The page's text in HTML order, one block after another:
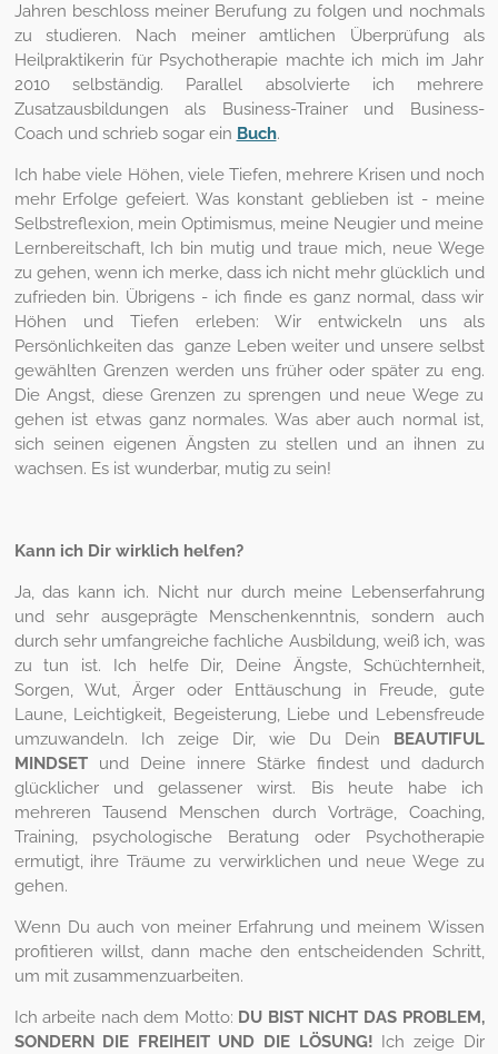
Jahren beschloss meiner Berufung zu folgen und nochmals
zu studieren. Nach meiner amtlichen Überprüfung als
Heilpraktikerin für Psychotherapie machte ich mich im Jahr
2010 selbständig. Parallel absolvierte ich mehrere
Zusatzausbildungen als Business-Trainer und Business-
Coach und schrieb sogar ein Buch.
Ich habe viele Höhen, viele Tiefen, mehrere Krisen und noch
mehr Erfolge gefeiert. Was konstant geblieben ist - meine
Selbstreflexion, mein Optimismus, meine Neugier und meine
Lernbereitschaft, Ich bin mutig und traue mich, neue Wege
zu gehen, wenn ich merke, dass ich nicht mehr glücklich und
zufrieden bin. Übrigens - ich finde es ganz normal, dass wir
Höhen und Tiefen erleben: Wir entwickeln uns als
Persönlichkeiten das ganze Leben weiter und unsere selbst
gewählten Grenzen werden uns früher oder später zu eng.
Die Angst, diese Grenzen zu sprengen und neue Wege zu
gehen ist etwas ganz normales. Was aber auch normal ist,
sich seinen eigenen Ängsten zu stellen und an ihnen zu
wachsen. Es ist wunderbar, mutig zu sein!
Kann ich Dir wirklich helfen?
Ja, das kann ich. Nicht nur durch meine Lebenserfahrung
und sehr ausgeprägte Menschenkenntnis, sondern auch
durch sehr umfangreiche fachliche Ausbildung, weiß ich, was
zu tun ist. Ich helfe Dir, Deine Ängste, Schüchternheit,
Sorgen, Wut, Ärger oder Enttäuschung in Freude, gute
Laune, Leichtigkeit, Begeisterung, Liebe und Lebensfreude
umzuwandeln. Ich zeige Dir, wie Du Dein BEAUTIFUL
MINDSETund Deine innere Stärke findest und dadurch
glücklicher und gelassener wirst. Bis heute habe ich
mehreren Tausend Menschen durch Vorträge, Coaching,
Training, psychologische Beratung oder Psychotherapie
ermutigt, ihre Träume zu verwirklichen und neue Wege zu
gehen.
Wenn Du auch von meiner Erfahrung und meinem Wissen
profitieren willst, dann mache den entscheidenden Schritt,
um mit zusammenzuarbeiten.
Ich arbeite nach dem Motto: DU BIST NICHT DAS PROBLEM,
SONDERN DIE FREIHEIT UND DIE LÖSUNG! Ich zeige Dir